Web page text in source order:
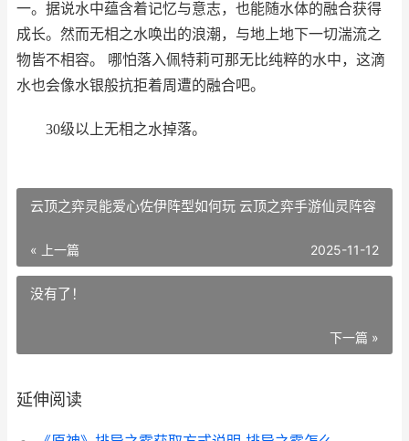
一。据说水中蕴含着记忆与意志，也能随水体的融合获得
成长。然而无相之水唤出的浪潮，与地上地下一切湍流之
物皆不相容。 哪怕落入佩特莉可那无比纯粹的水中，这滴
水也会像水银般抗拒着周遭的融合吧。
30级以上无相之水掉落。
云顶之弈灵能爱心佐伊阵型如何玩 云顶之弈手游仙灵阵容
« 上一篇 2025-11-12
没有了！
下一篇 »
延伸阅读